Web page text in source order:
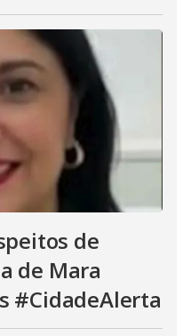
de
de Mara
#CidadeAlerta